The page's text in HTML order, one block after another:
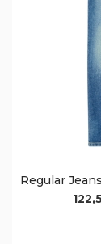
Regular